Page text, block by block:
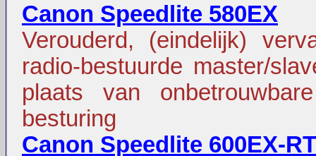
Canon Speedlite 580EX
Verouderd, (eindelijk)
radio-bestuurde master/
plaats van
besturing
Canon Speedlite 600EX-RT